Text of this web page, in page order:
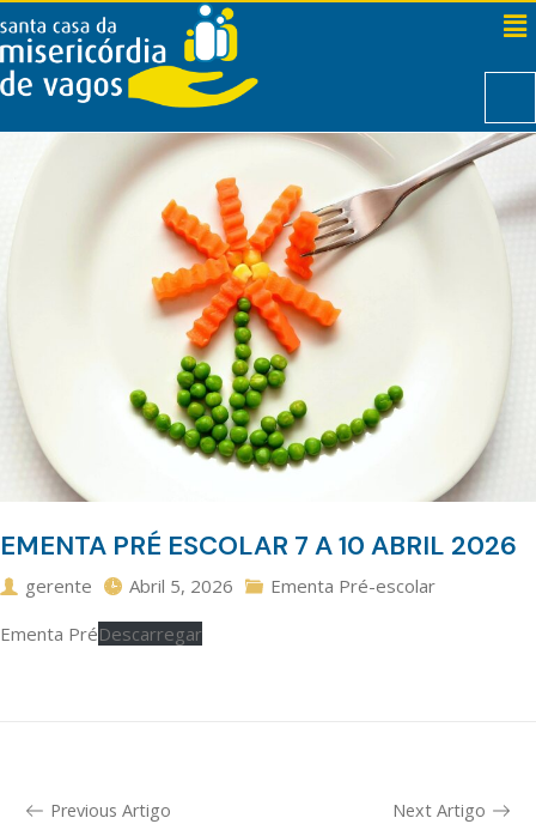
EMENTA PRÉ ESCOLAR 7 A 10 ABRIL 2026
gerente Abril 5, 2026
Ementa Pré-escolar
Ementa PréDescarregar
Previous Artigo Next Artigo